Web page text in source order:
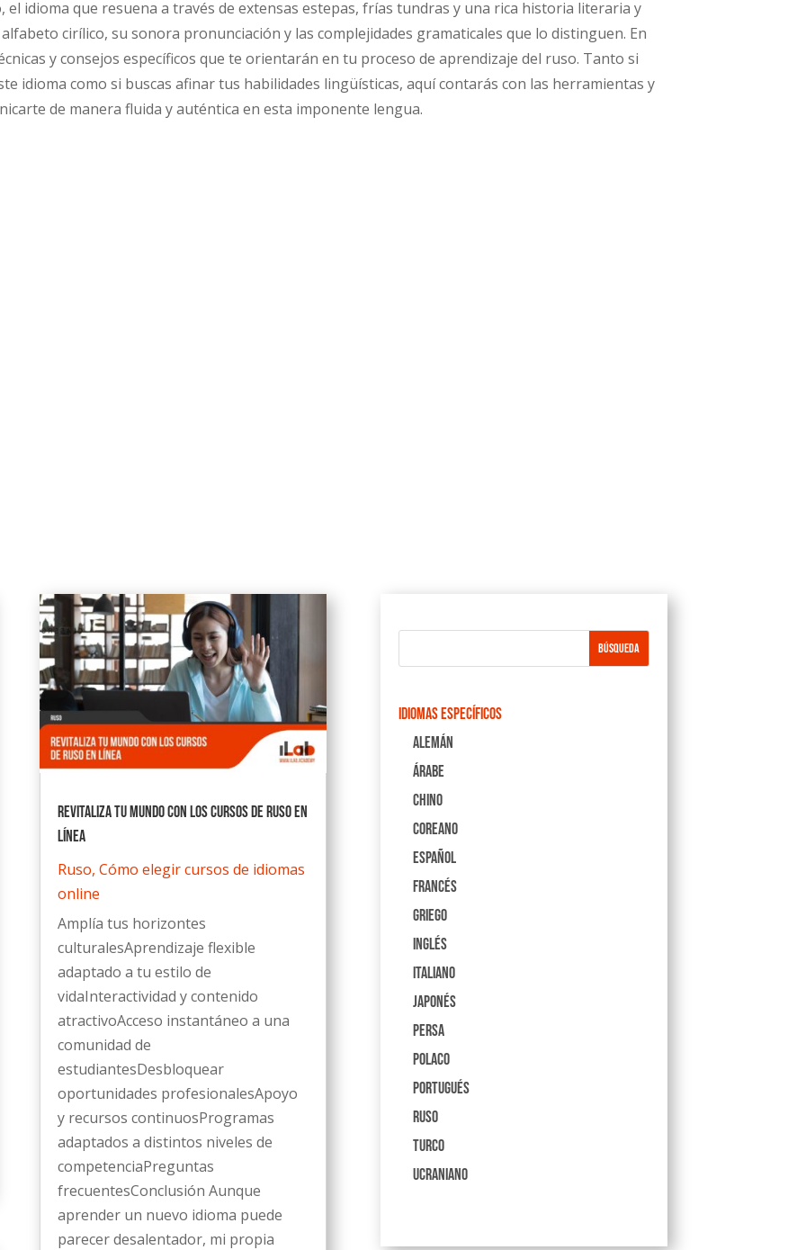
idioma que resuena a través de extensas estepas, frías tundras y una rica historia literaria y
cirílico, su sonora pronunciación y las complejidades gramaticales que lo distinguen. En
y consejos específicos que te orientarán en tu proceso de aprendizaje del ruso. Tanto si
idioma como si buscas afinar tus habilidades lingüísticas, aquí contarás con las herramientas y
de manera fluida y auténtica en esta imponente lengua.
Revitaliza tu mundo con los cursos de ruso en
línea
Ruso,Cómo elegir cursos de idiomas
online
Amplía tus horizontes
culturalesAprendizaje flexible
adaptado a tu estilo de
vidaInteractividad y contenido
atractivoAcceso instantáneo a una
comunidad de
estudiantesDesbloquear
oportunidades profesionalesApoyo
y recursos continuosProgramas
adaptados a distintos niveles de
competenciaPreguntas
frecuentesConclusión Aunque
aprender un nuevo idioma puede
parecer desalentador, mi propia
Idiomas Específicos
Alemán
Árabe
Chino
Coreano
Español
Francés
Griego
Inglés
Italiano
Japonés
Persa
Polaco
Portugués
Ruso
Turco
Ucraniano